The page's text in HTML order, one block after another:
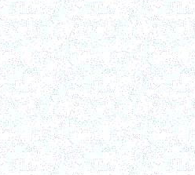
плоды, до тех пор мы
благодать придет.
нас милостивым оком. А
несли, значит, что мы
действие благодати, я
она не может придти
молитвы. (6, 18)